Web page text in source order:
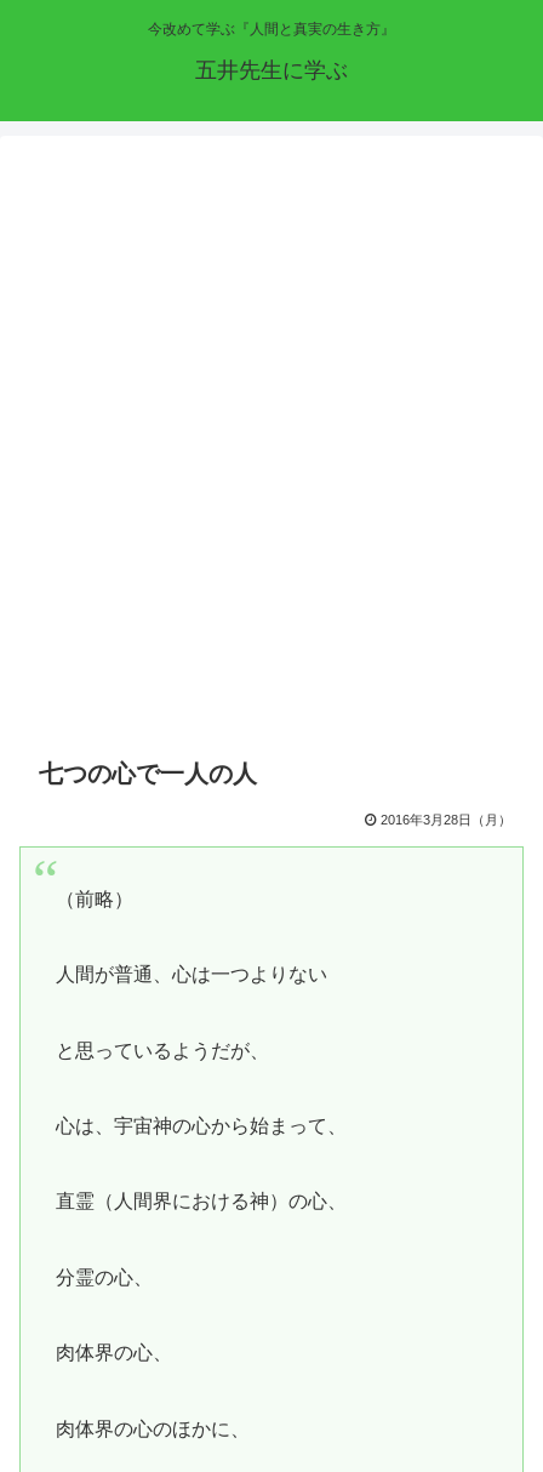
今改めて学ぶ『人間と真実の生き方』
五井先生に学ぶ
七つの心で一人の人
2016年3月28日（月）
（前略）
人間が普通、心は一つよりない
と思っているようだが、
心は、宇宙神の心から始まって、
直霊（人間界における神）の心、
分霊の心、
肉体界の心、
肉体界の心のほかに、